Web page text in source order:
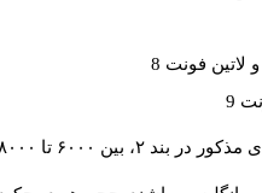
تا ۸۰۰۰کلمه باشد.